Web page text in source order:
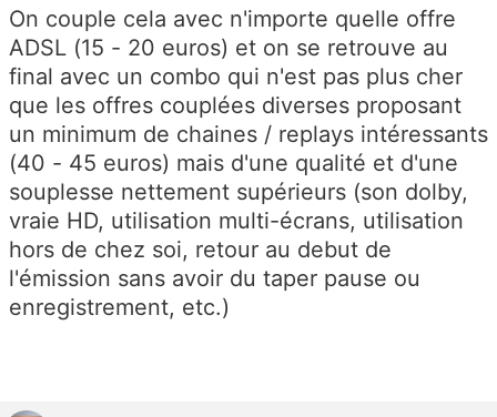
On couple cela avec n'importe quelle offre
ADSL (15 - 20 euros) et on se retrouve au
final avec un combo qui n'est pas plus cher
que les offres couplées diverses proposant
un minimum de chaines / replays intéressants
(40 - 45 euros) mais d'une qualité et d'une
souplesse nettement supérieurs (son dolby,
vraie HD, utilisation multi-écrans, utilisation
hors de chez soi, retour au debut de
l'émission sans avoir du taper pause ou
enregistrement, etc.)